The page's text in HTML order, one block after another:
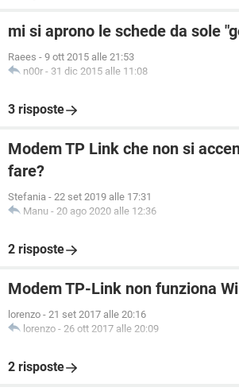
mi si aprono le schede da sole
Raees - 9 ott 2015 alle 21:53
n00r - 31 dic 2015 alle 11:08
3 risposte
Modem TP Link che non si
fare?
Stefania - 22 set 2019 alle 17:31
Manu - 20 ago 2020 alle 12:36
2 risposte
Modem TP-Link non funziona
lorenzo - 21 set 2017 alle 20:16
lorenzo - 26 ott 2017 alle 20:09
2 risposte